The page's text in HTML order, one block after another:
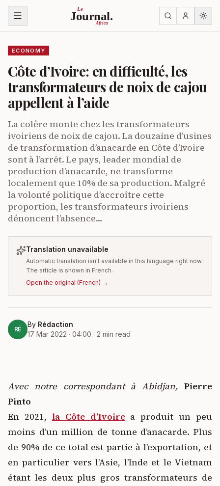
Skip to content Le
Journal.
Africa
ECONOMY
Côte d’Ivoire: en difficulté, les
transformateurs de noix de cajou
appellent à l’aide
La colère monte chez les transformateurs
ivoiriens de noix de cajou. La douzaine d’usines
de transformation d’anacarde en Côte d’Ivoire
sont à l’arrêt. Le pays, leader mondial de
production d’anacarde, ne transforme
localement que 10% de sa production. Malgré
la volonté politique d’accroître cette
proportion, les transformateurs ivoiriens
dénoncent l’absence…
Translation unavailable
Automatic translation isn't available in this language right now.
The article is shown in French.
Open the original (French) →
RÉ
By Rédaction
17 Mar 2022 · 04:00 · 2 min read
Avec notre correspondant à Abidjan, Pierre
Pinto
En 2021, la Côte d’Ivoire a produit un peu
moins d’un million de tonne d’anacarde. Plus
de 90% de ce total est partie à l’exportation, et
en particulier vers l’Asie, l’Inde et le Vietnam
étant les deux plus gros transformateurs de